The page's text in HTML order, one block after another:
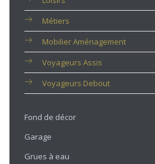
Métiers
Mobilier Aménagement
Voyageurs Assis
Voyageurs Debout
Fond de décor
Garage
Grues à eau